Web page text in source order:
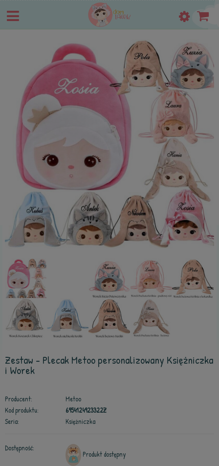
Zestaw - Plecak Metoo personalizowany Księżniczka
i Worek
Producent:
Metoo
Kod produktu:
6954124923322Z
Seria:
Księżniczka
Dostępność:
Produkt dostępny